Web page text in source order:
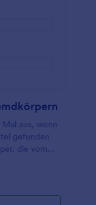
aus, wenn
gefunden
die vom